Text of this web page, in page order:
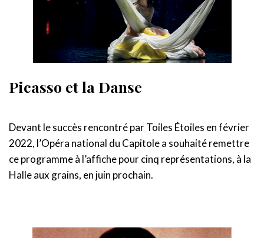
Picasso et la Danse
Devant le succès rencontré par Toiles Étoiles en février
2022, l’Opéra national du Capitole a souhaité remettre
ce programme à l’affiche pour cinq représentations, à la
Halle aux grains, en juin prochain.